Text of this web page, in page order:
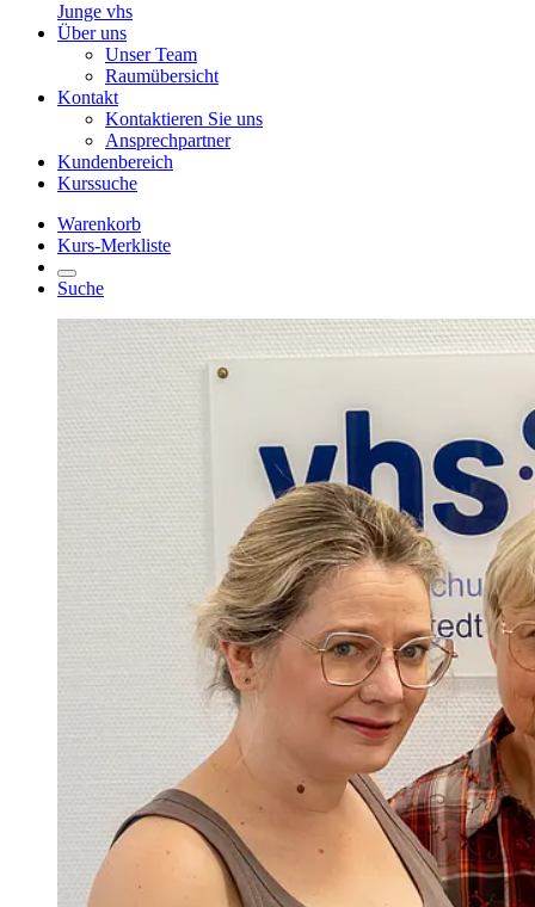
Junge vhs
Über uns
Unser Team
Raumübersicht
Kontakt
Kontaktieren Sie uns
Ansprechpartner
Kundenbereich
Kurssuche
Warenkorb
Kurs-Merkliste
Suche